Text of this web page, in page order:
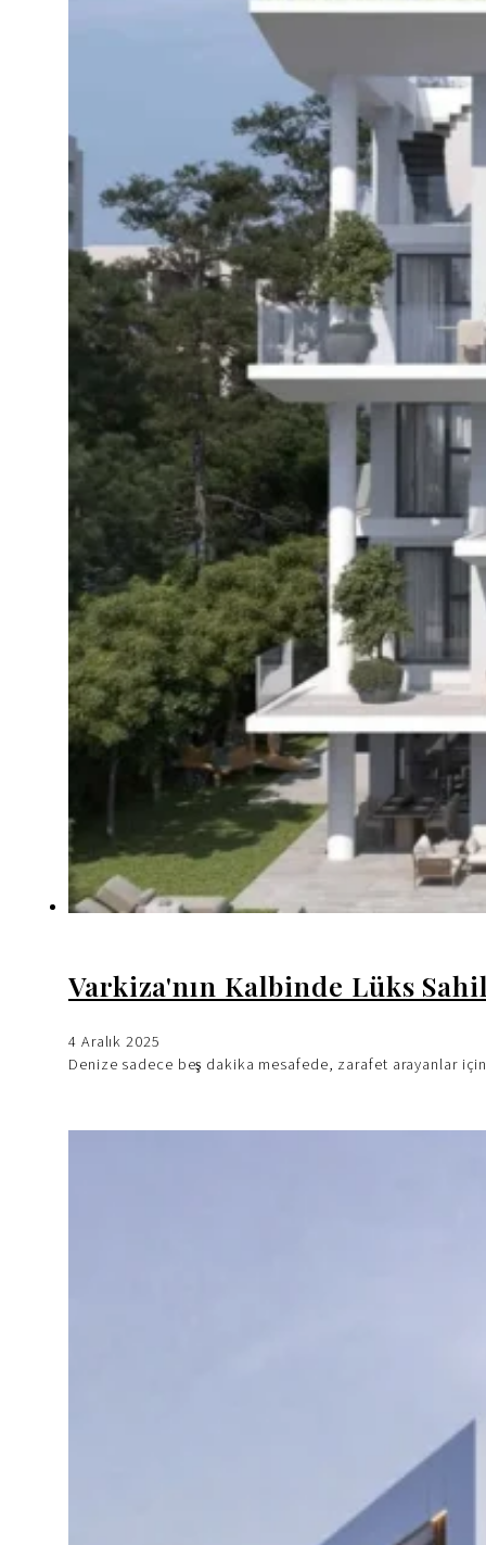
Varkiza'nın Kalbinde Lüks Sahil
4 Aralık 2025
Denize sadece beş dakika mesafede, zarafet arayanlar